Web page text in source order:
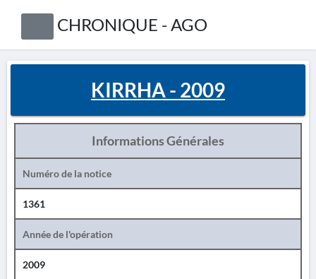
CHRONIQUE - AGO
KIRRHA - 2009
Informations Générales
Numéro de la notice
1361
Année de l'opération
2009